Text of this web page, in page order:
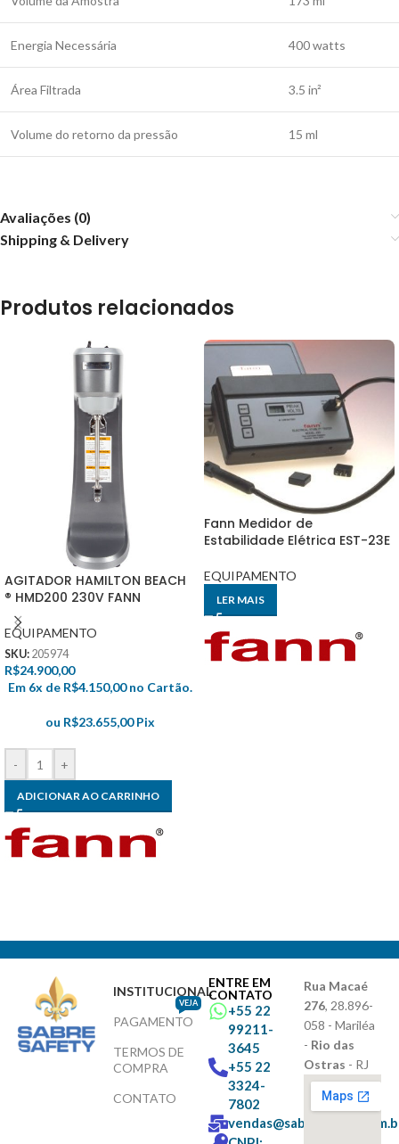
Energia Necessária 400 watts
Área Filtrada 3.5 in²
Volume do retorno da pressão 15 ml
Avaliações (0)
Shipping & Delivery
Produtos relacionados
AGITADOR HAMILTON BEACH
® HMD200 230V FANN
EQUIPAMENTO
SKU: 205974
R$24.900,00
Em 6x de R$4.150,00 no Cartão.
ou R$23.655,00 Pix
- +
ADICIONAR AO CARRINHO
Fann Medidor de
Estabilidade Elétrica EST-23E
EQUIPAMENTO
LER MAIS
INSTITUCIONAL
PAGAMENTO
VEJA
TERMOS DE
COMPRA
CONTATO
ENTRE EM
CONTATO
+55 22
99211-
3645
+55 22
3324-
7802
Rua Macaé
276, 28.896-
058 - Mariléa
- Rio das
Ostras - RJ